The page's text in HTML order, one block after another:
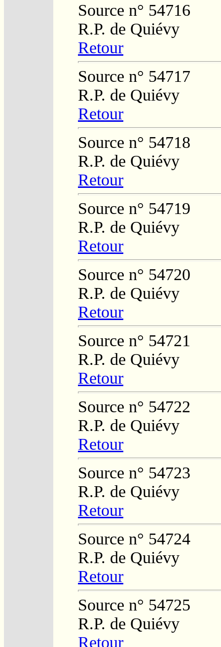
Source n° 54716
R.P. de Quiévy
Retour
Source n° 54717
R.P. de Quiévy
Retour
Source n° 54718
R.P. de Quiévy
Retour
Source n° 54719
R.P. de Quiévy
Retour
Source n° 54720
R.P. de Quiévy
Retour
Source n° 54721
R.P. de Quiévy
Retour
Source n° 54722
R.P. de Quiévy
Retour
Source n° 54723
R.P. de Quiévy
Retour
Source n° 54724
R.P. de Quiévy
Retour
Source n° 54725
R.P. de Quiévy
Retour